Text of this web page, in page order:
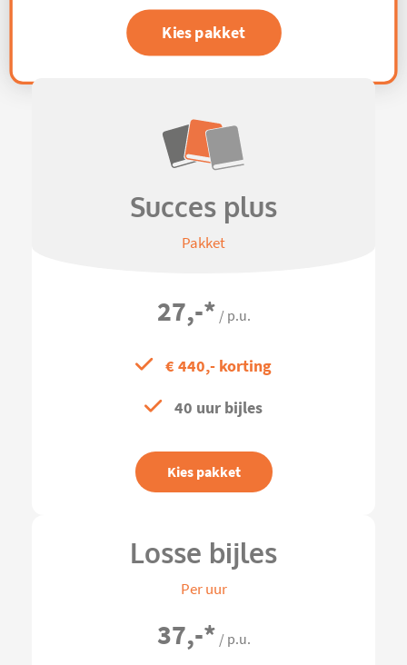
Kies pakket
Succes plus
Pakket
27,-* / p.u.
€ 440,- korting
40 uur bijles
Kies pakket
Losse bijles
Per uur
37,-* / p.u.